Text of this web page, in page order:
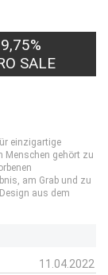
9,75%
SALE
einzigartige
Menschen gehört zu
am Grab und zu
aus dem
11.04.2022